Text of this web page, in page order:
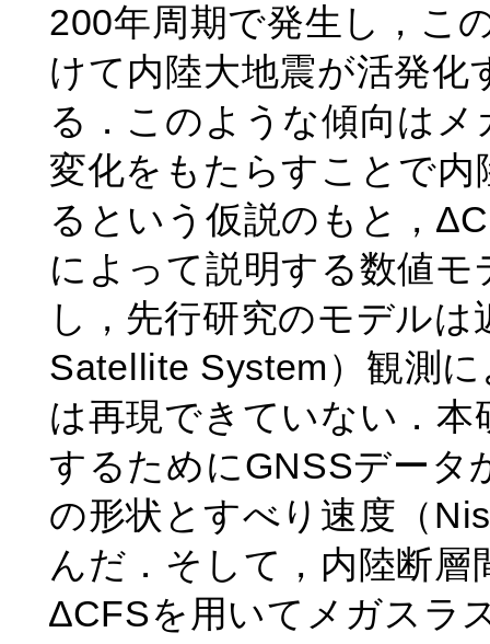
200年周期で発生し，こ
けて内陸大地震が活発
る．このような傾向は
変化をもたらすことで
るという仮説のもと，
によって説明する数値
し，先行研究のモデル
Satellite System）観測
は再現できていない．
するためにGNSSデータ
の形状とすべり速度（
んだ．そして，内陸断
∆CFSを用いてメガスラ